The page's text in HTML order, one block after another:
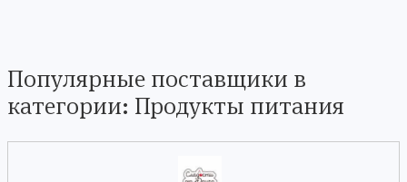
Популярные поставщики в
категории: Продукты питания